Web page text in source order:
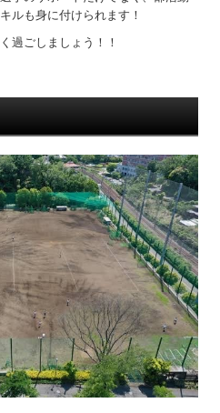
ルも身に付けられます！
過ごしましょう！！